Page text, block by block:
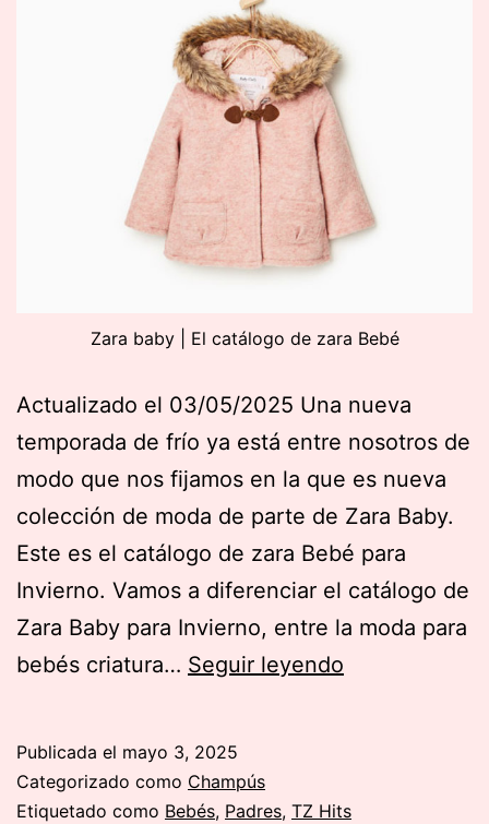
Zara baby | El catálogo de zara Bebé
Actualizado el 03/05/2025 Una nueva
temporada de frío ya está entre nosotros de
modo que nos fijamos en la que es nueva
colección de moda de parte de Zara Baby.
Este es el catálogo de zara Bebé para
Invierno. Vamos a diferenciar el catálogo de
Zara Baby para Invierno, entre la moda para
bebés criatura… Seguir leyendo
catálogo
Publicada el mayo 3, 2025
Categorizado como Champús
Etiquetado como Bebés, Padres, TZ Hits